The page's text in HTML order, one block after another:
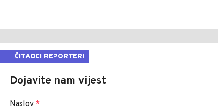
ČITAOCI REPORTERI
Dojavite nam vijest
Naslov *